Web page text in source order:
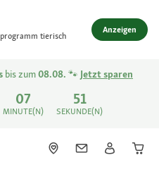
tierisch
Anzeigen
07
MINUTE(N)
51
SEKUNDE(N)
bis zum08.08. 🐾 Jetzt sparen